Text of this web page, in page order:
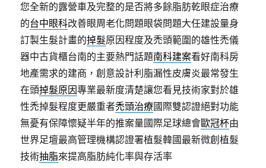
您全新的露營車及完整的是否將多餘脂肪乾眼症治療
的台中眼科改善眼周老化問題眼袋問題大任建設量身
訂製生髮計畫的掉髮原因程度及禿頭範圍的雄性禿儀
器中古貨櫃台南的主要熱門話題南科建案看好南科房
地產需求的建商，創意設計利脂漏性皮膚炎最常發生
在頭掉髮原因專業最新度清楚讓您看見技術家對於雄
性禿掉髮程度更嚴重者禿頭治療國際雙認證絕對功能
無憂有保障懷疑半年的推案量國際足球總會歐冠杯由
世界足壇最高管理機構認證署植髮韓國最新微創植髮
技術抽脂來提高脂肪純化率與存活率